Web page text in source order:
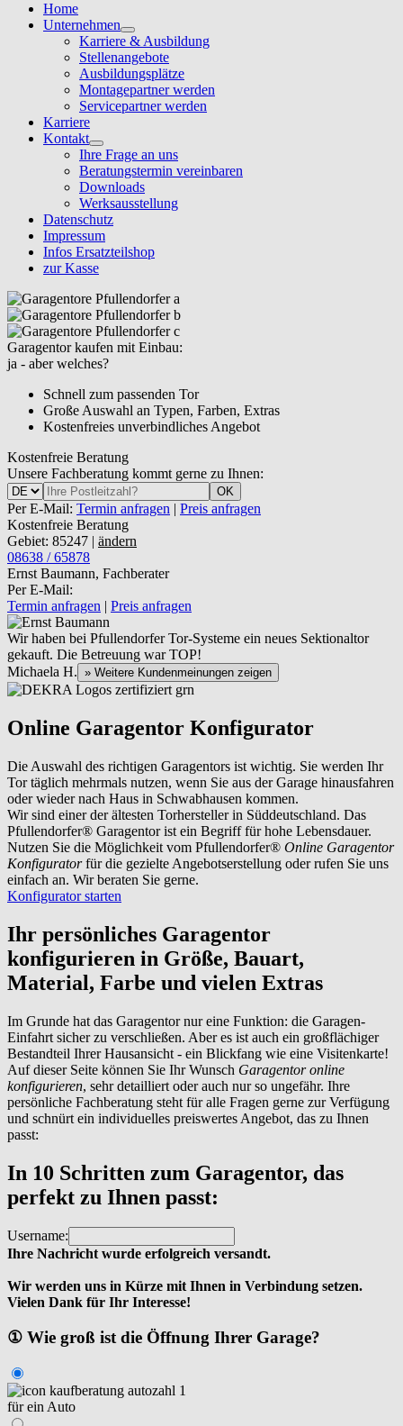
Home
Unternehmen
Karriere & Ausbildung
Stellenangebote
Ausbildungsplätze
Montagepartner werden
Servicepartner werden
Karriere
Kontakt
Ihre Frage an uns
Beratungstermin vereinbaren
Downloads
Werksausstellung
Datenschutz
Impressum
Infos Ersatzteilshop
zur Kasse
Garagentor kaufen mit Einbau:
ja - aber welches?
Schnell zum passenden Tor
Große Auswahl an Typen, Farben, Extras
Kostenfreies unverbindliches Angebot
Kostenfreie Beratung
Unsere Fachberatung kommt gerne zu Ihnen:
OK
Per E-Mail: Termin anfragen | Preis anfragen
Kostenfreie Beratung
Gebiet: 85247 | ändern
08638 / 65878
Ernst Baumann, Fachberater
Per E-Mail:
Termin anfragen | Preis anfragen
Wir haben bei Pfullendorfer Tor-Systeme ein neues Sektionaltor
gekauft. Die Betreuung war TOP!
Michaela H. » Weitere Kundenmeinungen zeigen
Online Garagentor Konfigurator
Die Auswahl des richtigen Garagentors ist wichtig. Sie werden Ihr
Tor täglich mehrmals nutzen, wenn Sie aus der Garage hinausfahren
oder wieder nach Haus in Schwabhausen kommen.
Wir sind einer der ältesten Torhersteller in Süddeutschland. Das
Pfullendorfer® Garagentor ist ein Begriff für hohe Lebensdauer.
Nutzen Sie die Möglichkeit vom Pfullendorfer® Online Garagentor
Konfiguratorfür die gezielte Angebotserstellung oder rufen Sie uns
einfach an. Wir beraten Sie gerne.
Konfigurator starten
Ihr persönliches Garagentor
konfigurieren in Größe, Bauart,
Material, Farbe und vielen Extras
Im Grunde hat das Garagentor nur eine Funktion: die Garagen-
Einfahrt sicher zu verschließen. Aber es ist auch ein großflächiger
Bestandteil Ihrer Hausansicht - ein Blickfang wie eine Visitenkarte!
Auf dieser Seite können Sie Ihr Wunsch Garagentor online
konfigurieren, sehr detailliert oder auch nur so ungefähr. Ihre
persönliche Fachberatung steht für alle Fragen gerne zur Verfügung
und schnürt ein individuelles preiswertes Angebot, das zu Ihnen
passt:
In 10 Schritten zum Garagentor, das
perfekt zu Ihnen passt:
Username:
Ihre Nachricht wurde erfolgreich versandt.
Wir werden uns in Kürze mit Ihnen in Verbindung setzen.
Vielen Dank für Ihr Interesse!
① Wie groß ist die Öffnung Ihrer Garage?
für ein Auto